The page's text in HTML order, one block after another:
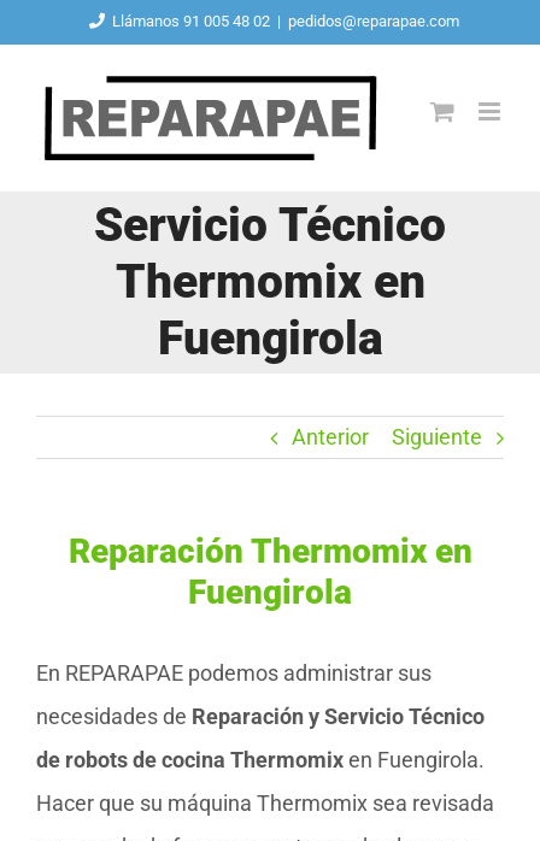
contenido
Llámanos 91 005 48 02 | pedidos@reparapae.com
Servicio Técnico
Thermomix en
Fuengirola
Anterior Siguiente
Reparación Thermomix en
Fuengirola
En REPARAPAE podemos administrar sus
necesidades de Reparación y Servicio Técnico
de robots de cocina Thermomixen Fuengirola.
Hacer que su máquina Thermomix sea revisada